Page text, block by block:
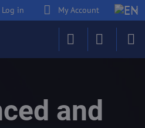
Log in My Account
and